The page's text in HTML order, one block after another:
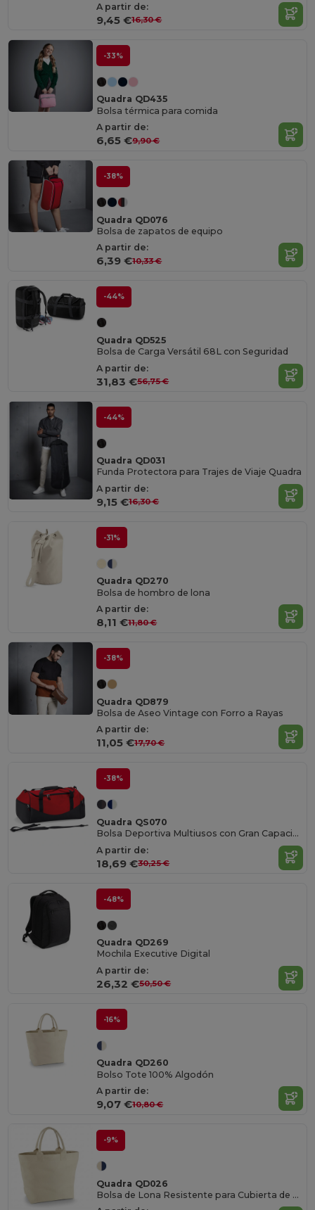
A partir de:
9,45 €16,30 €
-33%
Quadra QD435
Bolsa térmica para comida
A partir de:
6,65 €9,90 €
-38%
Quadra QD076
Bolsa de zapatos de equipo
A partir de:
6,39 €10,33 €
-44%
Quadra QD525
Bolsa de Carga Versátil 68L con Seguridad
A partir de:
31,83 €56,75 €
-44%
Quadra QD031
Funda Protectora para Trajes de Viaje Quadra
A partir de:
9,15 €16,30 €
-31%
Quadra QD270
Bolsa de hombro de lona
A partir de:
8,11 €11,80 €
-38%
Quadra QD879
Bolsa de Aseo Vintage con Forro a Rayas
A partir de:
11,05 €17,70 €
-38%
Quadra QS070
Bolsa Deportiva Multiusos con Gran Capacidad
A partir de:
18,69 €30,25 €
-48%
Quadra QD269
Mochila Executive Digital
A partir de:
26,32 €50,50 €
-16%
Quadra QD260
Bolso Tote 100% Algodón
A partir de:
9,07 €10,80 €
-9%
Quadra QD026
Bolsa de Lona Resistente para Cubierta de Barco